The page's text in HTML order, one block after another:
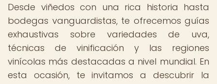
Desde viñedos con una rica historia hasta
bodegas vanguardistas, te ofrecemos guías
exhaustivas sobre variedades de uva,
técnicas de vinificación y las regiones
vinícolas más destacadas a nivel mundial. En
esta ocasión, te invitamos a descubrir la